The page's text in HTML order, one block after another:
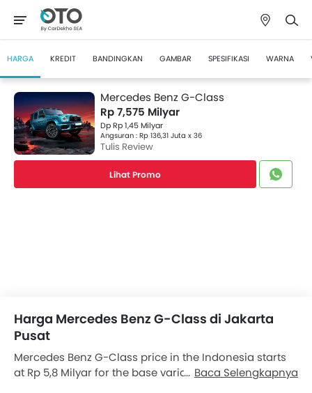
HARGA KREDIT BANDINGKAN GAMBAR SPESIFIKASI WARNA
Mercedes Benz G-Class
Rp 7,575 Milyar
Dp Rp 1,45 Milyar
Angsuran : Rp 136,31 Juta x 36
Tulis Review
Lihat Promo
Harga Mercedes Benz G-Class di Jakarta
Pusat
Mercedes Benz G-Class price in the Indonesia starts
at Rp 5,8 Milyar for the base variant and goes all the
Baca Selengkapnya